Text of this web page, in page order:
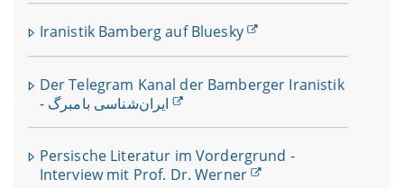
Iranistik Bamberg auf Bluesky
Der Telegram Kanal der Bamberger Iranistik
- ایران‌شناسی بامبرگ
Persische Literatur im Vordergrund -
Interview mit Prof. Dr. Werner